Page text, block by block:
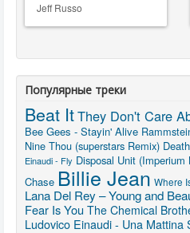
Jeff Russo
Популярные треки
Beat ItThey Don't Care
Bee Gees - Stayin' Alive
Nine Thou (superstars Remix)
Einaudi - Fly Disposal Unit (Imperium
Chase Billie Jean Where
Lana Del Rey – Young and
Fear Is You The Chemical
Ludovico Einaudi - Una Mattina